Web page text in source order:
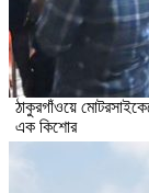
ঠাকুরগাঁওয়ে
এক কিশোর